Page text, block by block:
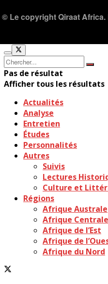
© Le copyright Qiraat
Pas de résultat
Afficher tous les résultats
Actualités
Analyse
Entretien
Études
Personnalités
Autres
Suivis
Lectures
Culture et
Régions
Afrique Australe
Afrique Centrale
Afrique de l’Est
Afrique de
Afrique du Nord